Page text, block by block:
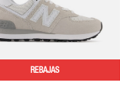
REBAJAS